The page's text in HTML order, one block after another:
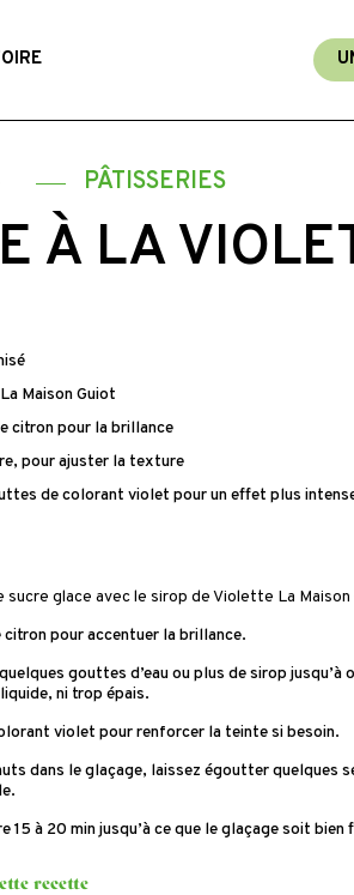
PÂTISSERIES
À LA
Maison Guiot
citron pour la brillance
pour ajuster la texture
de colorant violet pour un effet plus
sucre glace avec le sirop de Violette La Maison
citron pour accentuer la brillance.
gouttes d’eau ou plus de sirop jusqu’à
ni trop épais.
violet pour renforcer la teinte si besoin.
dans le glaçage, laissez égoutter quelques
15 à 20 min jusqu’à ce que le glaçage soit bien
recette